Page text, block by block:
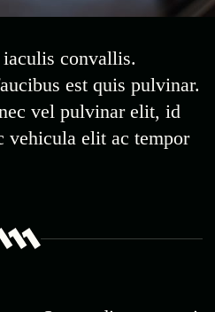
convallis.
est quis pulvinar.
vel pulvinar elit, id
vehicula elit ac tempor